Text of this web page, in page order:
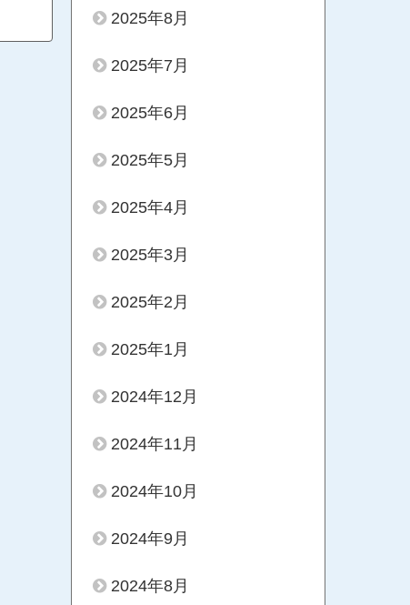
2025年8月
2025年7月
2025年6月
2025年5月
2025年4月
2025年3月
2025年2月
2025年1月
2024年12月
2024年11月
2024年10月
2024年9月
2024年8月